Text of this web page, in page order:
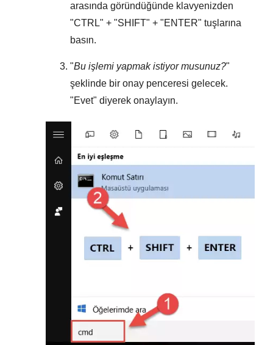
arasında göründüğünde klavyenizden
"CTRL" + "SHIFT" + "ENTER" tuşlarına
basın.
"Bu işlemi yapmak istiyor musunuz?"
şeklinde bir onay penceresi gelecek.
"Evet" diyerek onaylayın.